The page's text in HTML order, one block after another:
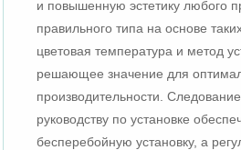
и повышенную эстетику любого
правильного типа на основе
цветовая температура и метод
решающее значение для
производительности.
руководству по установке
бесперебойную установку, а